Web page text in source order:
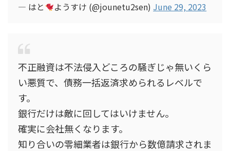
— はと ようすけ (@jounetu2sen) June 29, 2023
不正融資は不法侵入どころの騒ぎじゃ無いくら
い悪質で、債務一括返済求められるレベルで
す。
銀行だけは敵に回してはいけません。
確実に会社無くなります。
知り合いの零細業者は銀行から数億請求されま